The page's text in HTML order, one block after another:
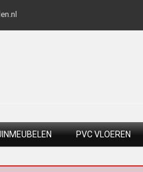
PVC VLOEREN